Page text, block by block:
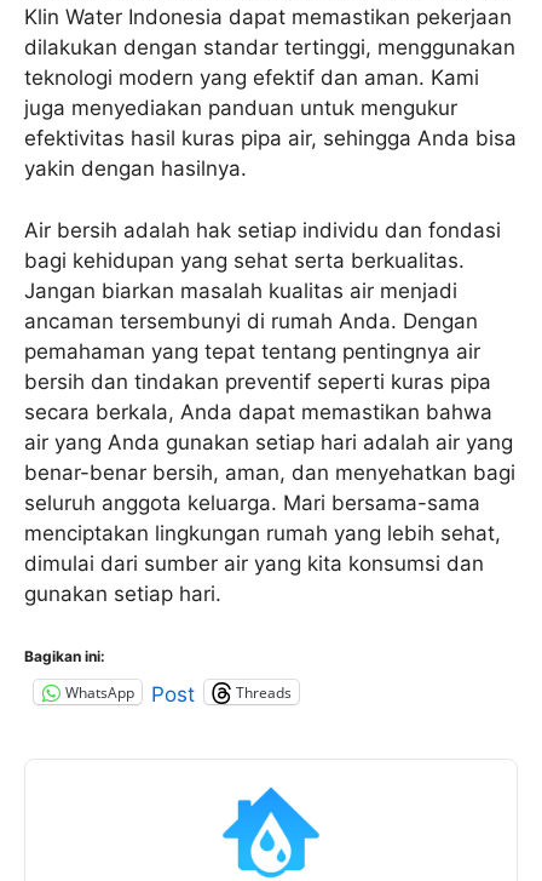
Klin Water Indonesia dapat memastikan pekerjaan
dilakukan dengan standar tertinggi, menggunakan
teknologi modern yang efektif dan aman. Kami
juga menyediakan panduan untuk mengukur
efektivitas hasil kuras pipa air, sehingga Anda bisa
yakin dengan hasilnya.
Air bersih adalah hak setiap individu dan fondasi
bagi kehidupan yang sehat serta berkualitas.
Jangan biarkan masalah kualitas air menjadi
ancaman tersembunyi di rumah Anda. Dengan
pemahaman yang tepat tentang pentingnya air
bersih dan tindakan preventif seperti kuras pipa
secara berkala, Anda dapat memastikan bahwa
air yang Anda gunakan setiap hari adalah air yang
benar-benar bersih, aman, dan menyehatkan bagi
seluruh anggota keluarga. Mari bersama-sama
menciptakan lingkungan rumah yang lebih sehat,
dimulai dari sumber air yang kita konsumsi dan
gunakan setiap hari.
Bagikan ini:
WhatsApp Post Threads